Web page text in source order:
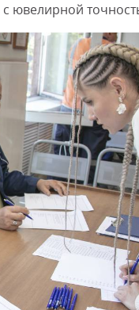
с ювелирной